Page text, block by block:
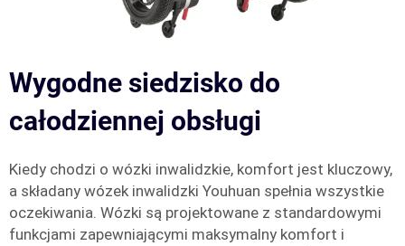
Wygodne siedzisko do
całodziennej obsługi
Kiedy chodzi o wózki inwalidzkie, komfort jest kluczowy,
a składany wózek inwalidzki Youhuan spełnia wszystkie
oczekiwania. Wózki są projektowane z standardowymi
funkcjami zapewniającymi maksymalny komfort i